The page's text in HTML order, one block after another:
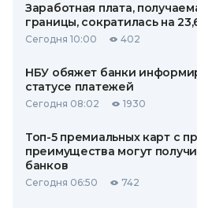
Заработная плата,
границы, сократилась на
Сегодня 10:00 402
НБУ обяжет банки
статусе платежей
Сегодня 08:02 1930
Топ-5 премиальных карт с
преимущества могут
банков
Сегодня 06:50 742